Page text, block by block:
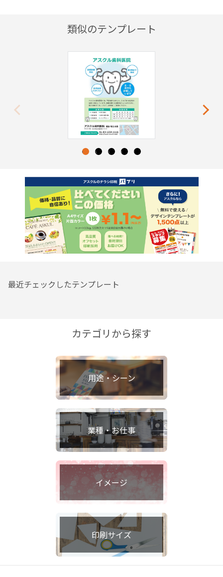
類似のテンプレート
Next
1 2 3 4 5
最近チェックしたテンプレート
カテゴリから探す
用途・シーン
業種・お仕事
イメージ
印刷サイズ